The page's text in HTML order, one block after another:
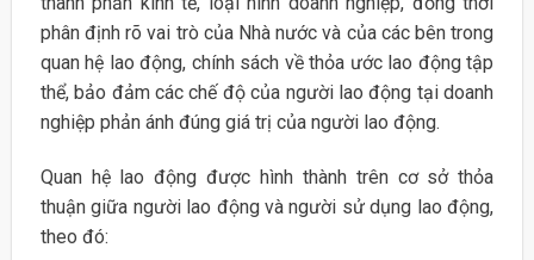
phân định rõ vai trò của Nhà nước và của các bên trong
quan hệ lao động, chính sách về thỏa ước lao động tập
thể, bảo đảm các chế độ của người lao động tại doanh
nghiệp phản ánh đúng giá trị của người lao động.
Quan hệ lao động được hình thành trên cơ sở thỏa
thuận giữa người lao động và người sử dụng lao động,
theo đó: